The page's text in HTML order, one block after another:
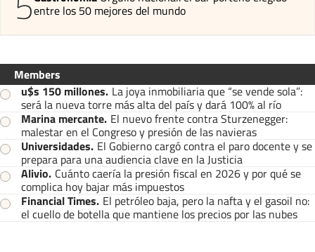
entre los 50 mejores del mundo
Members
u$s 150 millones. La joya inmobiliaria que “se vende sola”:
será la nueva torre más alta del país y dará 100% al río
Marina mercante. El nuevo frente contra Sturzenegger:
malestar en el Congreso y presión de las navieras
Universidades. El Gobierno cargó contra el paro docente y se
prepara para una audiencia clave en la Justicia
Alivio. Cuánto caería la presión fiscal en 2026 y por qué se
complica hoy bajar más impuestos
Financial Times. El petróleo baja, pero la nafta y el gasoil no:
el cuello de botella que mantiene los precios por las nubes